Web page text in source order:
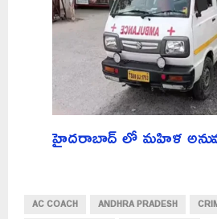
హైదరాబాద్ లో మహిళ
AC COACH ANDHRA PRADESH